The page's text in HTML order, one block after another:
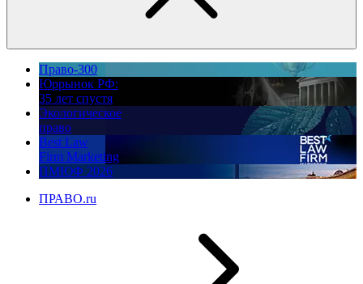
Право-300
Юррынок РФ:
35 лет спустя
Экологическое
право
Best Law
Firm Marketing
ПМЮФ 2026
ПРАВО.ru